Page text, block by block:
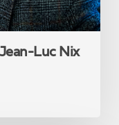
Luc Nix